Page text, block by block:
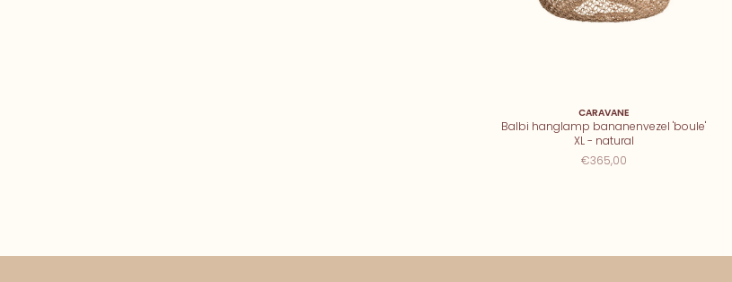
CARAVANE
Balbi hanglamp bananenvezel 'boule'
XL - natural
€365,00